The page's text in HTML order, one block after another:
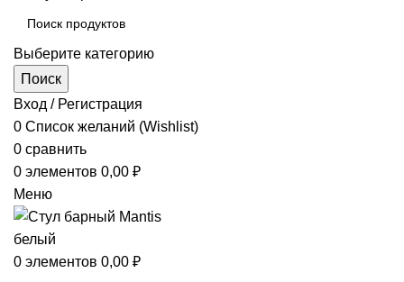
Выберите категорию
Поиск
Вход / Регистрация
0 Список желаний (Wishlist)
0 сравнить
0 элементов 0,00 ₽
Меню
0 элементов 0,00 ₽